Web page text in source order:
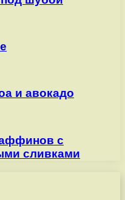
и авокадо
с
сливками